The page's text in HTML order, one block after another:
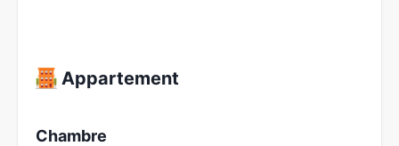
Appartement
Chambre